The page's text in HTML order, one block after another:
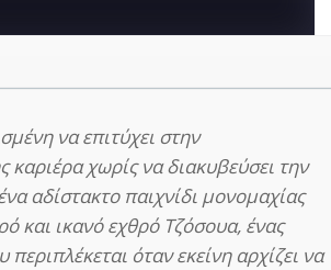
να επιτύχει στην
καριέρα χωρίς να διακυβεύσει την
αδίστακτο παιχνίδι μονομαχίας
και ικανό εχθρό Τζόσουα, ένας
όταν εκείνη αρχίζει να